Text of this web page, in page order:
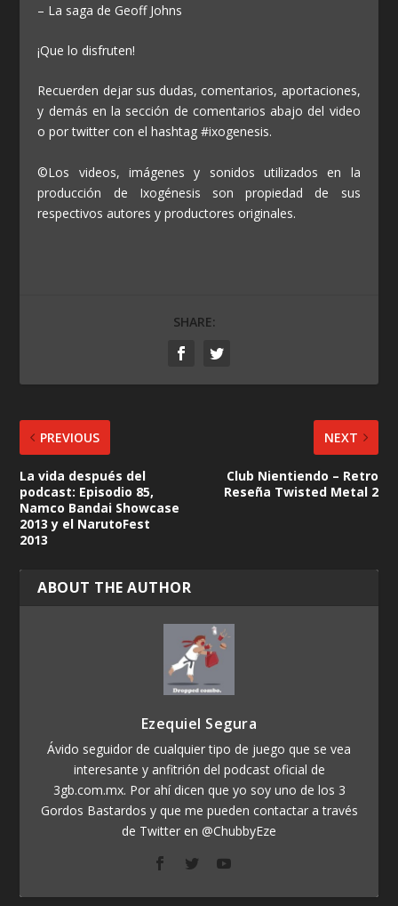
– La saga de Geoff Johns
¡Que lo disfruten!
Recuerden dejar sus dudas, comentarios, aportaciones,
y demás en la sección de comentarios abajo del video
o por twitter con el hashtag #ixogenesis.
©Los videos, imágenes y sonidos utilizados en la
producción de Ixogénesis son propiedad de sus
respectivos autores y productores originales.
SHARE:
PREVIOUS
La vida después del
podcast: Episodio 85,
Namco Bandai Showcase
2013 y el NarutoFest
2013
NEXT
Club Nientiendo – Retro
Reseña Twisted Metal 2
ABOUT THE AUTHOR
Ezequiel Segura
Ávido seguidor de cualquier tipo de juego que se vea
interesante y anfitrión del podcast oficial de
3gb.com.mx. Por ahí dicen que yo soy uno de los 3
Gordos Bastardos y que me pueden contactar a través
de Twitter en @ChubbyEze